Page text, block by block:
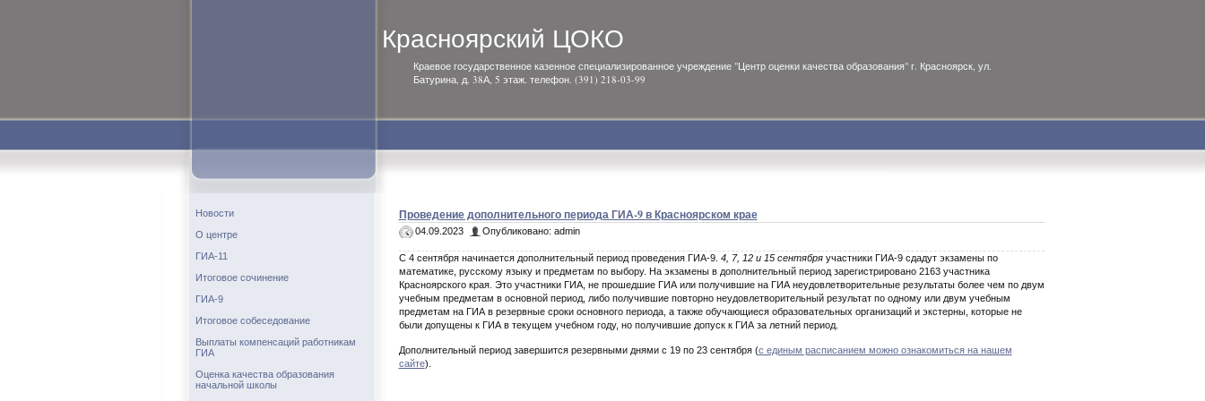
Красноярский ЦОКО
Краевое государственное казенное специализированное учреждение "Центр оценки качества образования" г. Красноярск, ул.
Батурина, д. 38А, 5 этаж. телефон. (391) 218-03-99
Проведение дополнительного периода ГИА-9 в Красноярском крае
04.09.2023 Опубликовано: admin
С 4 сентября начинается дополнительный период проведения ГИА-9. 4, 7, 12 и 15 сентябряучастники ГИА-9 сдадут экзамены по
математике, русскому языку и предметам по выбору. На экзамены в дополнительный период зарегистрировано 2163 участника
Красноярского края. Это участники ГИА, не прошедшие ГИА или получившие на ГИА неудовлетворительные результаты более чем по двум
учебным предметам в основной период, либо получившие повторно неудовлетворительный результат по одному или двум учебным
предметам на ГИА в резервные сроки основного периода, а также обучающиеся образовательных организаций и экстерны, которые не
были допущены к ГИА в текущем учебном году, но получившие допуск к ГИА за летний период.
Дополнительный период завершится резервными днями с 19 по 23 сентября (с единым расписанием можно ознакомиться на нашем
сайте).
Новости
О центре
ГИА-11
Итоговое сочинение
ГИА-9
Итоговое собеседование
Выплаты компенсаций работникам
ГИА
Оценка качества образования
начальной школы